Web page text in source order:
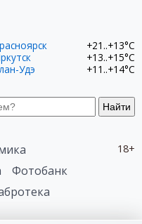
Найти
+21..+13°C
+13..+15°C
Удэ
+11..+14°C
18+
Фотобанк